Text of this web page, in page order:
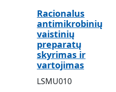
Racionalus
antimikrobinių
vaistinių
preparatų
skyrimas ir
vartojimas
LSMU010